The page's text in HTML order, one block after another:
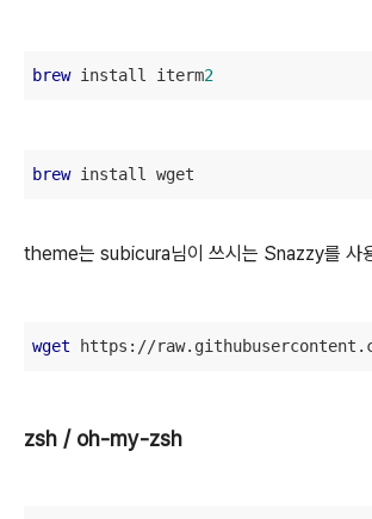
brew install iterm2
brew install wget
theme는 subicura님이 쓰시는 Snazzy를 사
wget https://
zsh / oh-my-zsh